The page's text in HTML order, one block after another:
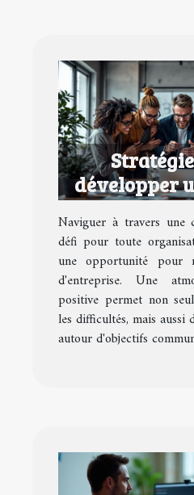
développer
d'entreprise
en temps
Naviguer à travers une
défi pour toute
une opportunité pour
d'entreprise. Une
positive permet non
les difficultés, mais aussi
autour d'objectifs